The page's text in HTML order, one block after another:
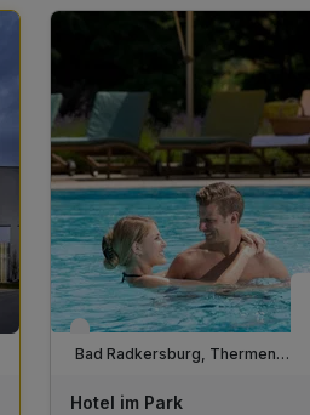
Verfügbar bis Dezember
Bad Radkersburg, Thermen- & Vulkanland Steiermark
Hotel im Park